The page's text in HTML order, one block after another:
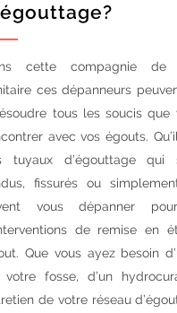
cette compagnie de
ces dépanneurs
tous les soucis que
avec vos égouts.
tuyaux d’égouttage qui
fissurés ou
vous dépanner
de remise en
Que vous ayez besoin
fosse, d’un
de votre réseau